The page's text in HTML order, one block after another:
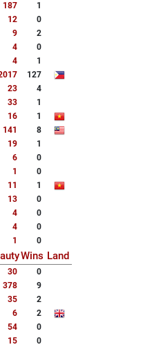
187
1
12
0
9
2
4
0
4
1
127
23
4
33
1
16
1
141
8
19
1
6
0
1
0
11
1
13
0
4
0
4
0
1 0
Wins Land
30
0
378
9
35
2
6
2
54
0
15
0